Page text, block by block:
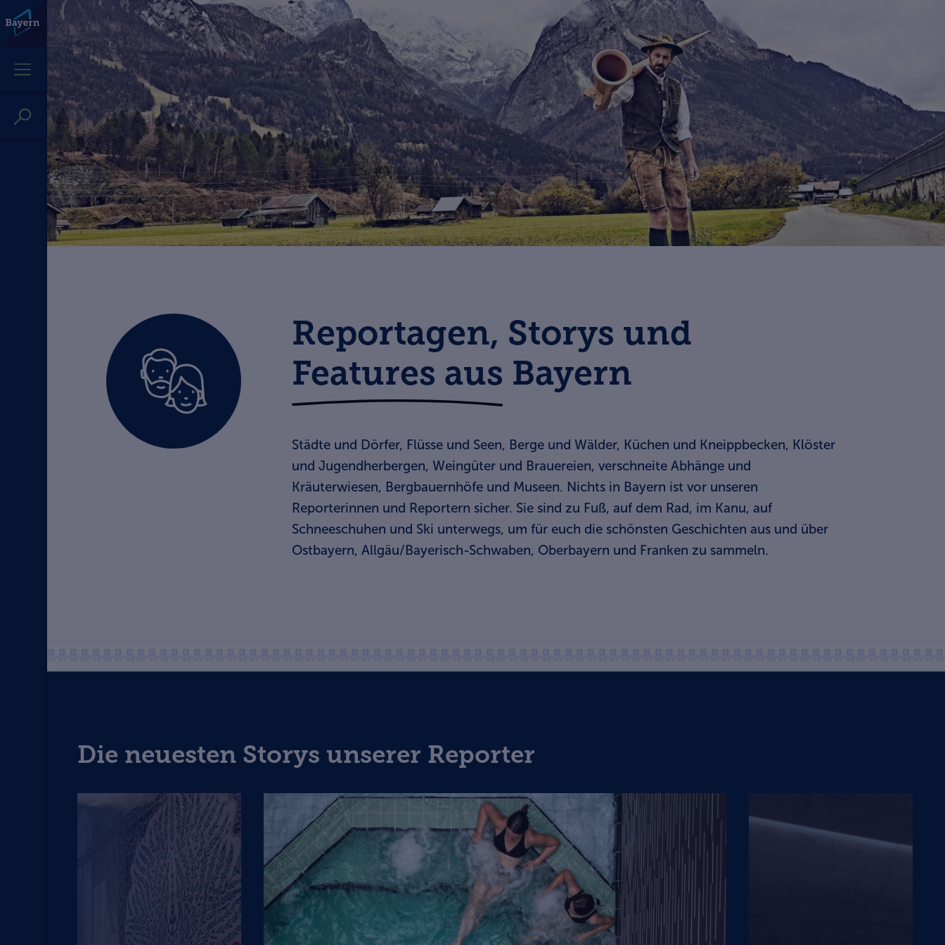
Reportagen, Storys und
Features aus Bayern
Städte und Dörfer, Flüsse und Seen, Berge und Wälder, Küchen und Kneippbecken, Klöster
und Jugendherbergen, Weingüter und Brauereien, verschneite Abhänge und
Kräuterwiesen, Bergbauernhöfe und Museen. Nichts in Bayern ist vor unseren
Reporterinnen und Reportern sicher. Sie sind zu Fuß, auf dem Rad, im Kanu, auf
Schneeschuhen und Ski unterwegs, um für euch die schönsten Geschichten aus und über
Ostbayern, Allgäu/Bayerisch-Schwaben, Oberbayern und Franken zu sammeln.
Die neuesten Storys unserer Reporter